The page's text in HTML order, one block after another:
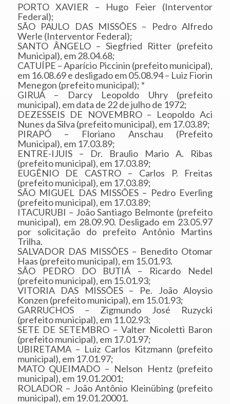
PORTO XAVIER – Hugo Feier (Interventor
Federal);
SÃO PAULO DAS MISSÕES – Pedro Alfredo
Werle (Interventor Federal);
SANTO ÂNGELO – Siegfried Ritter (prefeito
Municipal), em 28.04.68;
CATUÍPE – Aparício Piccinin (prefeito municipal),
em 16.08.69 e desligado em 05.08.94 – Luiz Fiorin
Menegon (prefeito municipal); *
GIRUÁ – Darcy Leopoldo Uhry (prefeito
municipal), em data de 22 de julho de 1972;
DEZESSEIS DE NOVEMBRO – Leopoldo Aci
Nunes da Silva (prefeito municipal), em 17.03.89;
PIRAPÓ – Floriano Anschau (Prefeito
Municipal), em 17.03.89;
ENTRE-IJUIS – Dr. Braulio Mario A. Ribas
(prefeito municipal), em 17.03.89;
EUGÊNIO DE CASTRO – Carlos P. Freitas
(prefeito municipal), em 17.03.89;
SÃO MIGUEL DAS MISSÕES – Pedro Everling
(prefeito municipal), em 17.03.89;
ITACURUBI – João Santiago Belmonte (prefeito
municipal), em 28.09.90. Desligado em 23.05.97
por solicitação do prefeito Antônio Martins
Trilha.
SALVADOR DAS MISSÕES – Benedito Otomar
Haas (prefeito municipal), em 15.01.93.
SÃO PEDRO DO BUTIÁ – Ricardo Nedel
(prefeito municipal), em 15.01.93;
VITORIA DAS MISSÕES – Pe. João Aloysio
Konzen (prefeito municipal), em 15.01.93;
GARRUCHOS – Zigmundo José Ruzycki
(prefeito municipal), em 11.02.93;
SETE DE SETEMBRO – Valter Nicoletti Baron
(prefeito municipal), em 17.01.97;
UBIRETAMA – Luiz Carlos Kitzmann (prefeito
municipal), em 17.01.97;
MATO QUEIMADO – Nelson Hentz (prefeito
municipal), em 19.01.2001;
ROLADOR – João Antônio Kleinübing (prefeito
municipal), em 19.01.20001.